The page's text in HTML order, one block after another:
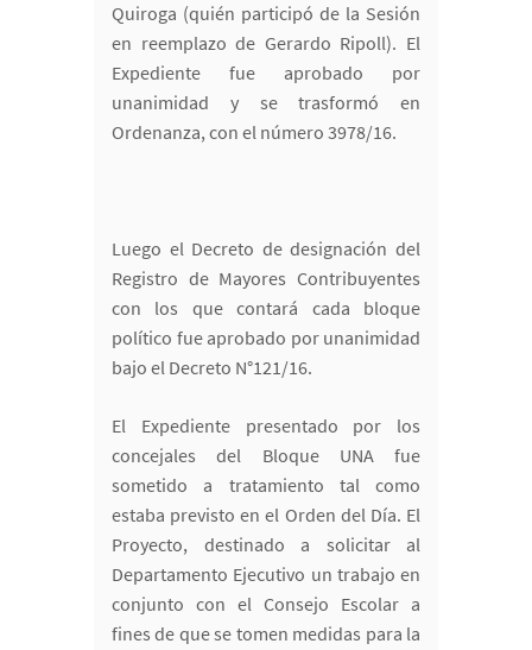
Quiroga (quién participó de la Sesión
en reemplazo de Gerardo Ripoll). El
Expediente fue aprobado por
unanimidad y se trasformó en
Ordenanza, con el número 3978/16.
Luego el Decreto de designación del
Registro de Mayores Contribuyentes
con los que contará cada bloque
político fue aprobado por unanimidad
bajo el Decreto N°121/16.
El Expediente presentado por los
concejales del Bloque UNA fue
sometido a tratamiento tal como
estaba previsto en el Orden del Día. El
Proyecto, destinado a solicitar al
Departamento Ejecutivo un trabajo en
conjunto con el Consejo Escolar a
fines de que se tomen medidas para la